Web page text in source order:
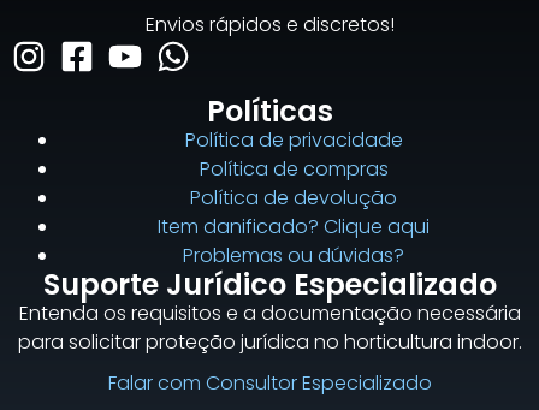
Envios rápidos e discretos!
Políticas
Política de privacidade
Política de compras
Política de devolução
Item danificado? Clique aqui
Problemas ou dúvidas?
Suporte Jurídico Especializado
Entenda os requisitos e a documentação necessária
para solicitar proteção jurídica no horticultura indoor.
Falar com Consultor Especializado